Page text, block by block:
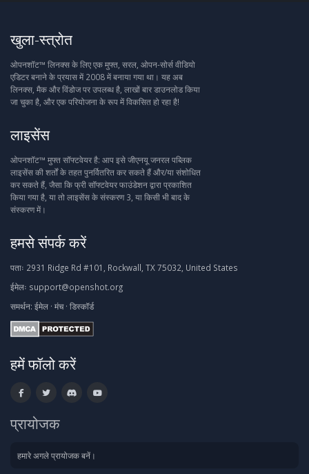
खुला-स्त्रोत
ओपनशॉट™ लिनक्स के लिए एक मुफ्त, सरल, ओपन-सोर्स वीडियो
एडिटर बनाने के प्रयास में 2008 में बनाया गया था। यह अब
लिनक्स, मैक और विंडोज पर उपलब्ध है, लाखों बार डाउनलोड किया
जा चुका है, और एक परियोजना के रूप में विकसित हो रहा है!
लाइसेंस
ओपनशॉट™ मुफ्त सॉफ्टवेयर है: आप इसे जीएनयू जनरल पब्लिक
लाइसेंस की शर्तों के तहत पुनर्वितरित कर सकते हैं और/या संशोधित
कर सकते हैं, जैसा कि फ्री सॉफ्टवेयर फाउंडेशन द्वारा प्रकाशित
किया गया है, या तो लाइसेंस के संस्करण 3, या किसी भी बाद के
संस्करण में।
हमसे संपर्क करें
पताः 2931 Ridge Rd #101, Rockwall, TX 75032, United States
ईमेलः support@openshot.org
समर्थन: ईमेल · मंच· डिस्कॉर्ड
हमें फॉलो करें
प्रायोजक
हमारे अगले प्रायोजक बनें।